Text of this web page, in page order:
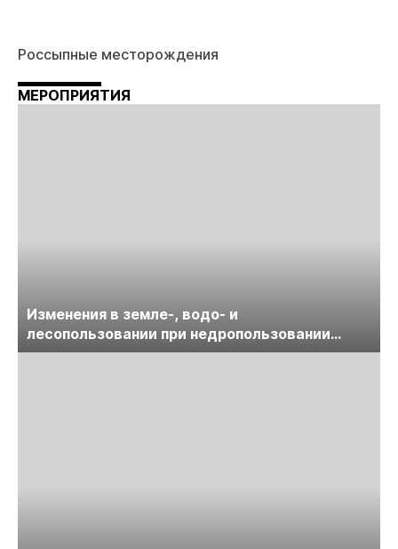
Россыпные месторождения
МЕРОПРИЯТИЯ
Изменения в земле-, водо- и
лесопользовании при недропользовании
обсудят на семинаре «ПравоТЭК»